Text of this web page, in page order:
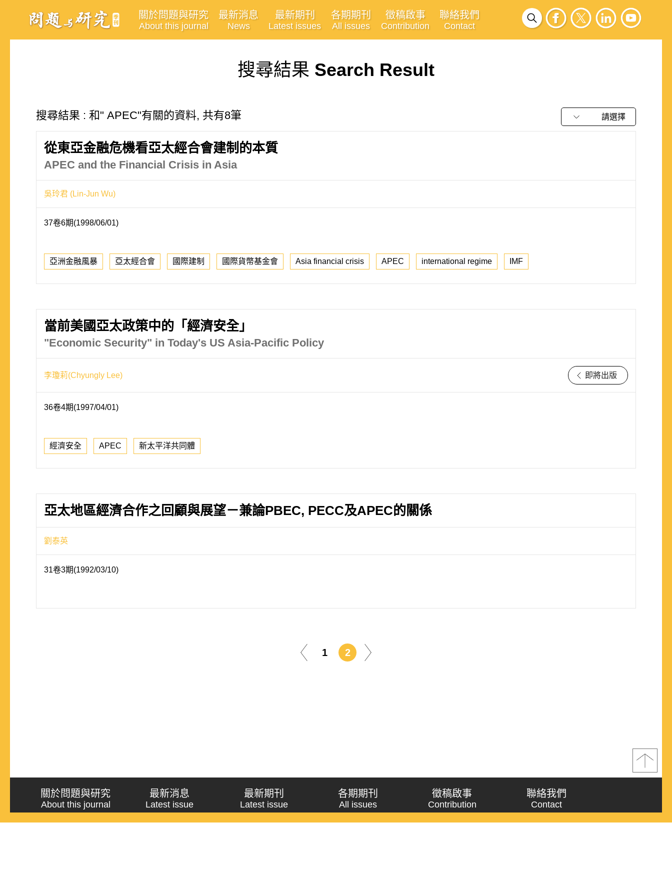
關於問題與研究
About this journal
最新消息
News
最新期刊
Latest issues
各期期刊
All issues
徵稿啟事
Contribution
聯絡我們
Contact
搜尋結果 Search Result
搜尋結果 : 和" APEC"有關的資料, 共有8筆 請選擇
從東亞金融危機看亞太經合會建制的本質
APEC and the Financial Crisis in Asia
吳玲君 (Lin-Jun Wu)
37卷6期(1998/06/01)
亞洲金融風暴 亞太經合會 國際建制 國際貨幣基金會 Asia financial crisis APEC international regime IMF
當前美國亞太政策中的「經濟安全」
"Economic Security" in Today's US Asia-Pacific Policy
李瓊莉(Chyungly Lee) 即將出版
36卷4期(1997/04/01)
經濟安全 APEC 新太平洋共同體
亞太地區經濟合作之回顧與展望－兼論PBEC, PECC及APEC的關係
劉泰英
31卷3期(1992/03/10)
1 2
關於問題與研究
About this journal
最新消息
Latest issue
最新期刊
Latest issue
各期期刊
All issues
徵稿啟事
Contribution
聯絡我們
Contact